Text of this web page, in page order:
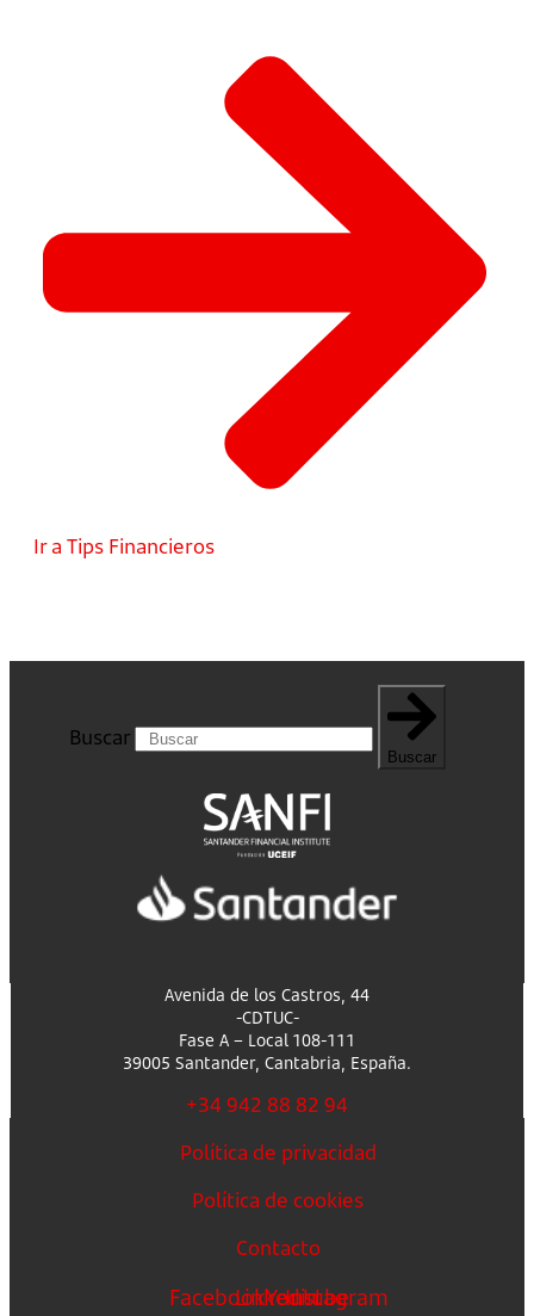
Ir a Tips Financieros
Buscar
Buscar
Avenida de los Castros, 44
-CDTUC-
Fase A – Local 108-111
39005 Santander, Cantabria, España.
+34 942 88 82 94
Política de privacidad
Política de cookies
Contacto
FacebookLinkedin
Youtube
Instagram